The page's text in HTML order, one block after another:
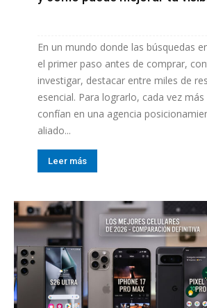
En un mundo donde las búsquedas
el primer paso antes de comprar,
investigar, destacar entre miles de
esencial. Para lograrlo, cada vez
confían en una agencia
aliado...
Leer más